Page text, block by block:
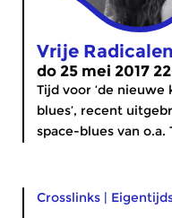
Vrije Radicalen
do 25 mei 2017
Tijd voor ‘de nieuwe
blues’, recent
space-blues van o.a.
Crosslinks |